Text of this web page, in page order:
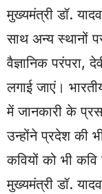
मुख्यमंत्री डॉ.
साथ अन्य स्थानों
वैज्ञानिक परंपरा,
लगाई जाएं।
में जानकारी के
उन्होंने प्रदेश की
कवियों को भी
मुख्यमंत्री डॉ.